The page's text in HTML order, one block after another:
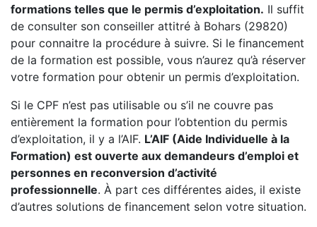
formations telles que le permis d’exploitation. Il suffit
de consulter son conseiller attitré à Bohars (29820)
pour connaitre la procédure à suivre. Si le financement
de la formation est possible, vous n’aurez qu’à réserver
votre formation pour obtenir un permis d’exploitation.
Si le CPF n’est pas utilisable ou s’il ne couvre pas
entièrement la formation pour l’obtention du permis
d’exploitation, il y a l’AIF. L’AIF (Aide Individuelle à la
Formation) est ouverte aux demandeurs d’emploi et
personnes en reconversion d’activité
professionnelle. À part ces différentes aides, il existe
d’autres solutions de financement selon votre situation.